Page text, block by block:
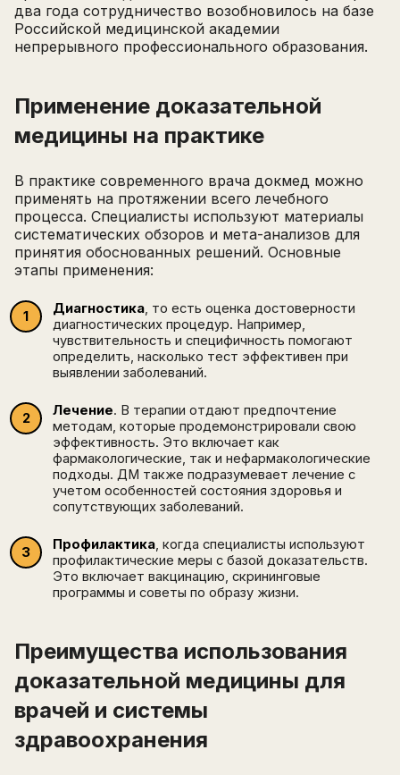
Имя
Email
минимум 10 символов
Отправить
Написать в Telegram-бот
два года сотрудничество возобновилось на базе
Российской медицинской академии
непрерывного профессионального образования.
Применение доказательной
медицины на практике
В практике современного врача докмед можно
применять на протяжении всего лечебного
процесса. Специалисты используют материалы
систематических обзоров и мета-анализов для
принятия обоснованных решений. Основные
этапы применения:
Диагностика, то есть оценка достоверности
диагностических процедур. Например,
чувствительность и специфичность помогают
определить, насколько тест эффективен при
выявлении заболеваний.
Лечение. В терапии отдают предпочтение
методам, которые продемонстрировали свою
эффективность. Это включает как
фармакологические, так и нефармакологические
подходы. ДМ также подразумевает лечение с
учетом особенностей состояния здоровья и
сопутствующих заболеваний.
Профилактика, когда специалисты используют
профилактические меры с базой доказательств.
Это включает вакцинацию, скрининговые
программы и советы по образу жизни.
Преимущества использования
доказательной медицины для
врачей и системы
здравоохранения
Перейти на страницу регистрации